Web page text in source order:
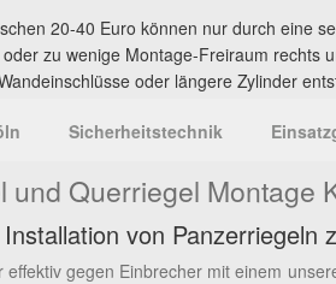
20-40 Euro können nur durch eine
zu wenige Montage-Freiraum rechts
oder längere Zylinder
Sicherheitstechnik
und Querriegel Montage
von Panzerriegeln
effektiv gegen Einbrecher mit einem